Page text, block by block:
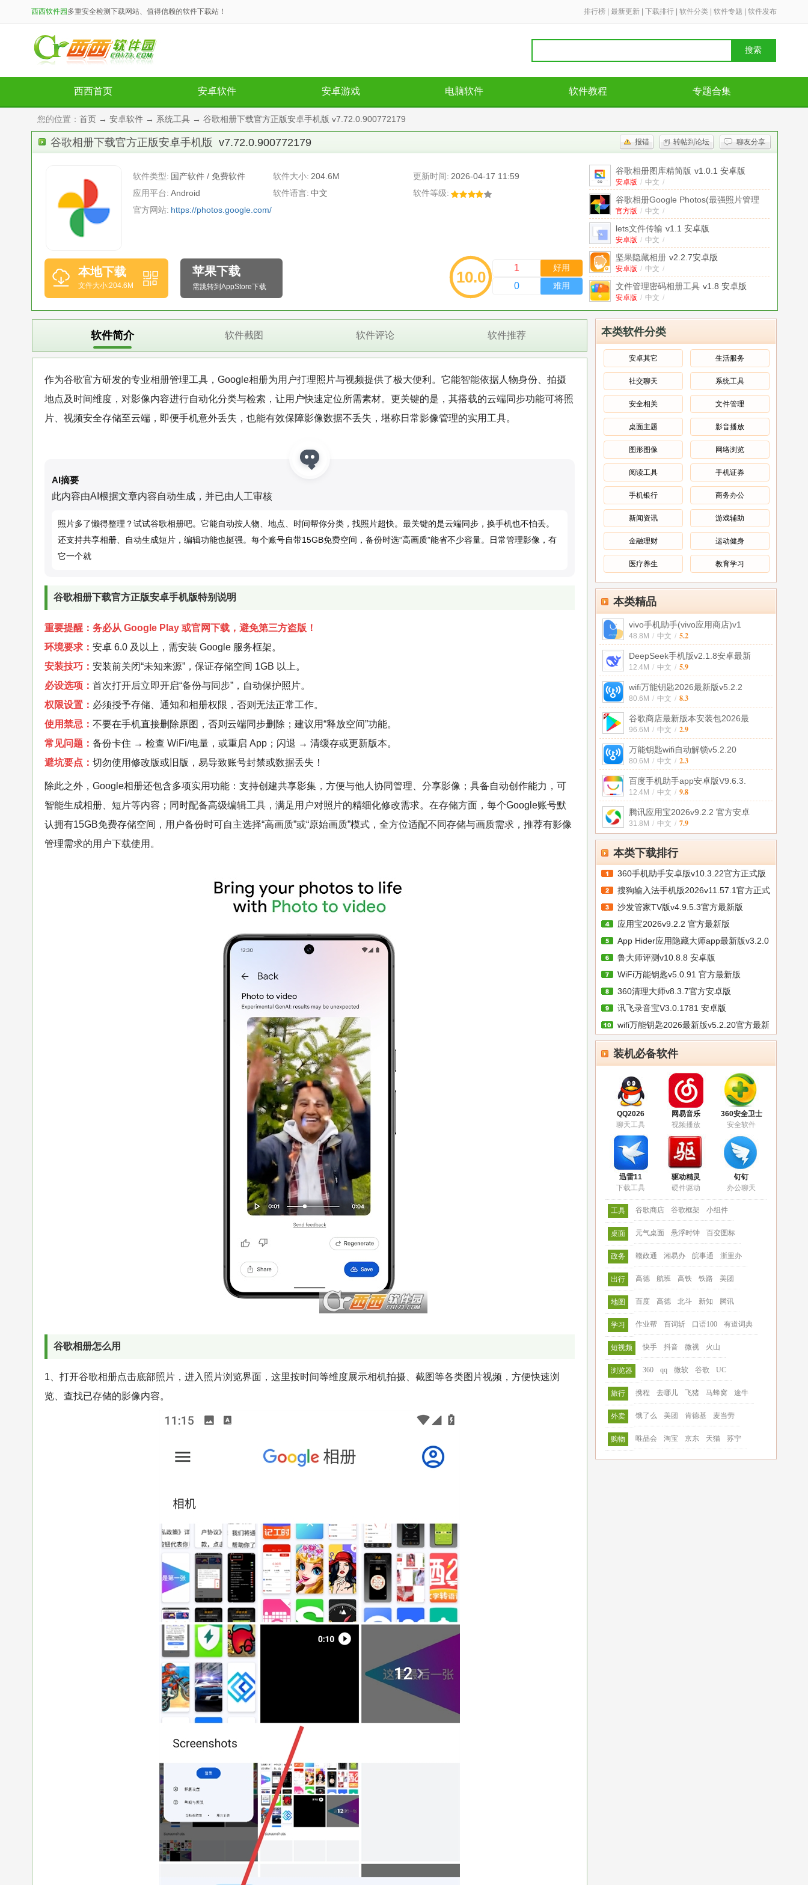
西西软件园 多重安全检测下载网站、值得信赖的软件下载站！ 排行榜 最新更新 下载排行 软件分类 软件专题 软件发布
搜索
西西首页 安卓软件 安卓游戏 电脑软件 软件教程 专题合集
您的位置： 首页 → 安卓软件 → 系统工具 → 谷歌相册下载官方正版安卓手机版 v7.72.0.900772179
谷歌相册下载官方正版安卓手机版 v7.72.0.900772179 报错 转帖到论坛 聊友分享
软件类型: 国产软件 / 免费软件 软件大小: 204.6M 更新时间: 2026-04-17 11:59
应用平台: Android 软件语言: 中文
软件等级:
官方网站: https://photos.google.com/
本地下载
文件大小:204.6M
苹果下载
需跳转到AppStore下载
10.0
1 好用
0 难用
谷歌相册图库精简版 v1.0.1 安卓版
安卓版 / 中文 /
谷歌相册Google Photos(最强照片管理
App) v1.9.0官方正式版
官方版 / 中文 /
lets文件传输 v1.1 安卓版
安卓版 / 中文 /
坚果隐藏相册 v2.2.7安卓版
安卓版 / 中文 /
文件管理密码相册工具 v1.8 安卓版
安卓版 / 中文 /
中文 /
手机照片压缩 v1.0.0 安卓版
安卓版 / 中文
移除谷歌相册底栏 1.0 安卓手机版
安卓版 / 中文
华硕图库-手机相册工具
v1.5.0.150707
安卓版
安卓版 / 中文 /
九丁Google谷歌相册Picasa下载工具
GoogleAlbumDown
v1.0
中文 /
本类软件分类
安卓其它 生活服务
社交聊天 系统工具
安全相关 文件管理
桌面主题 影音播放
图形图像 网络浏览
阅读工具 手机证券
手机银行 商务办公
新闻资讯 游戏辅助
金融理财 运动健身
医疗养生 教育学习
本类精品
vivo手机助手(vivo应用商店)v1
48.8M / 中文 / 5.2
DeepSeek手机版v2.1.8安卓最新
12.4M / 中文 / 5.9
wifi万能钥匙2026最新版v5.2.2
80.6M / 中文 / 8.3
谷歌商店最新版本安装包2026最
96.6M / 中文 / 2.9
万能钥匙wifi自动解锁v5.2.20
80.6M / 中文 / 2.3
百度手机助手app安卓版V9.6.3.
12.4M / 中文 / 9.8
腾讯应用宝2026v9.2.2 官方安卓
31.8M / 中文 / 7.9
本类下载排行
360手机助手安卓版v10.3.22官方正式版
搜狗输入法手机版2026v11.57.1官方正式
沙发管家TV版v4.9.5.3官方最新版
应用宝2026v9.2.2 官方最新版
App Hider应用隐藏大师app最新版v3.2.0
鲁大师评测v10.8.8 安卓版
WiFi万能钥匙v5.0.91 官方最新版
360清理大师v8.3.7官方安卓版
讯飞录音宝V3.0.1781 安卓版
wifi万能钥匙2026最新版v5.2.20官方最新
装机必备软件
QQ2026
聊天工具
网易音乐
视频播放
360安全卫士
安全软件
迅雷11
下载工具
驱动精灵
硬件驱动
钉钉
办公聊天
工具 谷歌商店 谷歌框架 小组件
桌面 元气桌面 悬浮时钟 百变图标
政务 赣政通 湘易办 皖事通 浙里办
出行 高德 航班 高铁 铁路 美团
地图 百度 高德 北斗 新知 腾讯
学习 作业帮 百词斩 口语100 有道词典
短视频 快手 抖音 微视 火山
浏览器 360 qq 微软 谷歌 UC
旅行 携程 去哪儿 飞猪 马蜂窝 途牛
外卖 饿了么 美团 肯德基 麦当劳
购物 唯品会 淘宝 京东 天猫 苏宁
软件简介 软件截图 软件评论 软件推荐
作为谷歌官方研发的专业相册管理工具，Google相册为用户打理照片与视频提供了极大便利。它能智能依据人物身份、拍摄
地点及时间维度，对影像内容进行自动化分类与检索，让用户快速定位所需素材。更关键的是，其搭载的云端同步功能可将照
片、视频安全存储至云端，即便手机意外丢失，也能有效保障影像数据不丢失，堪称日常影像管理的实用工具。
AI摘要
此内容由AI根据文章内容自动生成，并已由人工审核
照片多了懒得整理？试试谷歌相册吧。它能自动按人物、地点、时间帮你分类，找照片超快。最关键的是云端同步，换手机也不怕丢。
还支持共享相册、自动生成短片，编辑功能也挺强。每个账号自带15GB免费空间，备份时选“高画质”能省不少容量。日常管理影像，有
它一个就
谷歌相册下载官方正版安卓手机版特别说明
重要提醒：务必从 Google Play 或官网下载，避免第三方盗版！
环境要求： 安卓 6.0 及以上，需安装 Google 服务框架。
安装技巧： 安装前关闭“未知来源”，保证存储空间 1GB 以上。
必设选项： 首次打开后立即开启“备份与同步”，自动保护照片。
权限设置： 必须授予存储、通知和相册权限，否则无法正常工作。
使用禁忌： 不要在手机直接删除原图，否则云端同步删除；建议用“释放空间”功能。
常见问题： 备份卡住 → 检查 WiFi/电量，或重启 App；闪退 → 清缓存或更新版本。
避坑要点： 切勿使用修改版或旧版，易导致账号封禁或数据丢失！
除此之外，Google相册还包含多项实用功能：支持创建共享影集，方便与他人协同管理、分享影像；具备自动创作能力，可
智能生成相册、短片等内容；同时配备高级编辑工具，满足用户对照片的精细化修改需求。在存储方面，每个Google账号默
认拥有15GB免费存储空间，用户备份时可自主选择“高画质”或“原始画质”模式，全方位适配不同存储与画质需求，推荐有影像
管理需求的用户下载使用。
谷歌相册怎么用
1、打开谷歌相册点击底部照片，进入照片浏览界面，这里按时间等维度展示相机拍摄、截图等各类图片视频，方便快速浏
览、查找已存储的影像内容。